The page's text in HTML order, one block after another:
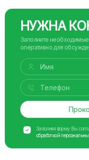
НУЖНА
Заполните
оперативно для
Заполняя форму Вы
обработкой